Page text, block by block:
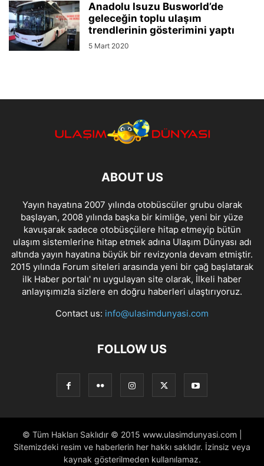
Anadolu Isuzu Busworld’de
geleceğin toplu ulaşım
trendlerinin gösterimini yaptı
5 Mart 2020
ABOUT US
Yayın hayatına 2007 yılında otobüscüler grubu olarak
başlayan, 2008 yılında başka bir kimliğe, yeni bir yüze
kavuşarak sadece otobüsçülere hitap etmeyip bütün
ulaşım sistemlerine hitap etmek adına Ulaşım Dünyası adı
altında yayın hayatına büyük bir revizyonla devam etmiştir.
2015 yılında Forum siteleri arasında yeni bir çağ başlatarak
ilk Haber portalı' nı uygulayan site olarak, İlkeli haber
anlayışımızla sizlere en doğru haberleri ulaştırıyoruz.
Contact us: info@ulasimdunyasi.com
FOLLOW US
© Tüm Hakları Saklıdır © 2015 www.ulasimdunyasi.com |
Sitemizdeki resim ve haberlerin her hakkı saklıdır. İzinsiz veya
kaynak gösterilmeden kullanılamaz.